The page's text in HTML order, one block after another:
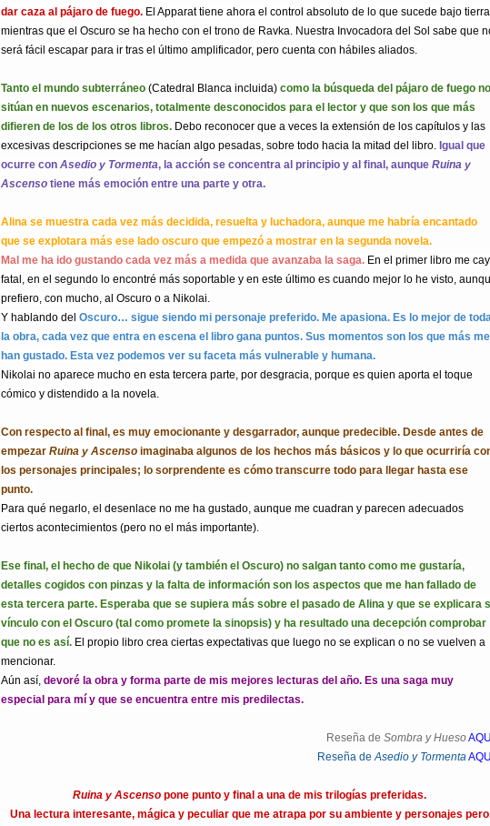
dar caza al pájaro de fuego. El Apparat tiene ahora el control absoluto de lo que sucede bajo
mientras que el Oscuro se ha hecho con el trono de Ravka. Nuestra Invocadora del Sol sabe que
será fácil escapar para ir tras el último amplificador, pero cuenta con hábiles aliados.
Tanto el mundo subterráneo (Catedral Blanca incluida) como la búsqueda del pájaro de fuego
sitúan en nuevos escenarios, totalmente desconocidos para el lector y que son los que más
difieren de los de los otros libros. Debo reconocer que a veces la extensión de los capítulos y las
excesivas descripciones se me hacían algo pesadas, sobre todo hacia la mitad del libro. Igual que
ocurre con Asedio y Tormenta, la acción se concentra al principio y al final, aunque Ruina y
Ascenso tiene más emoción entre una parte y otra.
Alina se muestra cada vez más decidida, resuelta y luchadora, aunque me habría encantado
que se explotara más ese lado oscuro que empezó a mostrar en la segunda novela.
Mal me ha ido gustando cada vez más a medida que avanzaba la saga. En el primer libro me
fatal, en el segundo lo encontré más soportable y en este último es cuando mejor lo he visto,
prefiero, con mucho, al Oscuro o a Nikolai.
Y hablando del Oscuro… sigue siendo mi personaje preferido. Me apasiona. Es lo mejor de
la obra, cada vez que entra en escena el libro gana puntos. Sus momentos son los que más me
han gustado. Esta vez podemos ver su faceta más vulnerable y humana.
Nikolai no aparece mucho en esta tercera parte, por desgracia, porque es quien aporta el toque
cómico y distendido a la novela.
Con respecto al final, es muy emocionante y desgarrador, aunque predecible. Desde antes de
empezar Ruina y Ascenso imaginaba algunos de los hechos más básicos y lo que ocurriría
los personajes principales; lo sorprendente es cómo transcurre todo para llegar hasta ese
punto.
Para qué negarlo, el desenlace no me ha gustado, aunque me cuadran y parecen adecuados
ciertos acontecimientos (pero no el más importante).
Ese final, el hecho de que Nikolai (y también el Oscuro) no salgan tanto como me gustaría,
detalles cogidos con pinzas y la falta de información son los aspectos que me han fallado de
esta tercera parte. Esperaba que se supiera más sobre el pasado de Alina y que se explicara
vínculo con el Oscuro (tal como promete la sinopsis) y ha resultado una decepción comprobar
que no es así. El propio libro crea ciertas expectativas que luego no se explican o no se vuelven a
mencionar.
Aún así, devoré la obra y forma parte de mis mejores lecturas del año. Es una saga muy
especial para mí y que se encuentra entre mis predilectas.
Reseña de Sombra y Hueso
Reseña deAsedio y Tormenta
Ruina y Ascensopone punto y final a una de mis trilogías preferidas.
Una lectura interesante, mágica y peculiar que me atrapa por su ambiente y personajes pero